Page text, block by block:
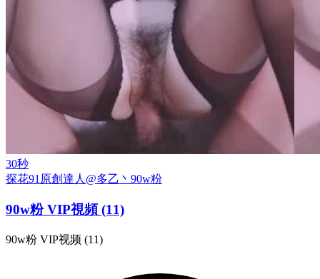
30秒
探花91原創達人@多乙丶 90w粉
90w粉 VIP視頻 (11)
90w粉 VIP视频 (11)